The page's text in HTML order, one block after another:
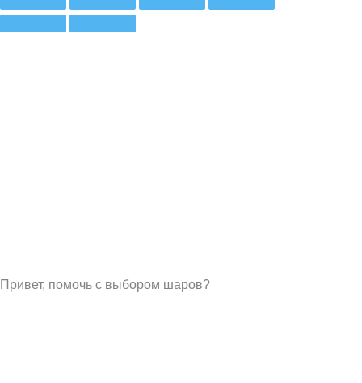
Привет, помочь с выбором шаров?